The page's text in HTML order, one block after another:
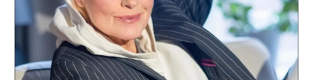
Radio och TV-profiler
Underhållning och event